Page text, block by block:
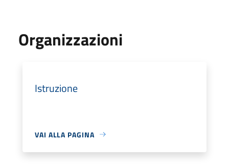
Organizzazioni
Istruzione
VAI ALLA PAGINA